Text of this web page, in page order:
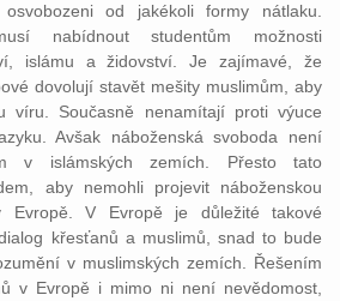
od jakékoli formy nátlaku.
nabídnout studentům možnosti
islámu a židovství. Je zajímavé, že
dovolují stavět mešity muslimům, aby
víru. Současně nenamítají proti výuce
Avšak náboženská svoboda není
v islámských zemích. Přesto tato
aby nemohli projevit náboženskou
Evropě. V Evropě je důležité takové
křesťanů a muslimů, snad to bude
v muslimských zemích. Řešením
v Evropě i mimo ni není nevědomost,